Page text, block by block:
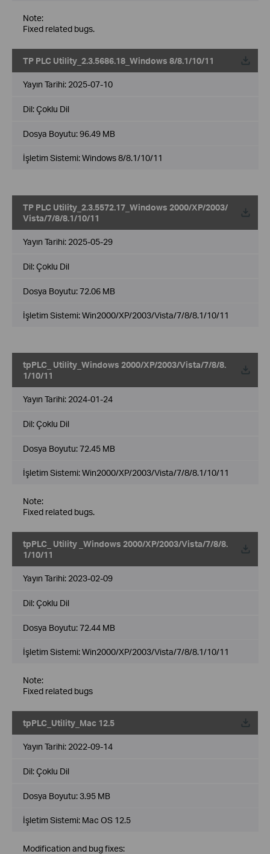
Note:
Fixed related bugs.
TP PLC Utility_2.3.5686.18_Windows 8/8.1/10/11
Yayın Tarihi: 2025-07-10
Dil:Çoklu Dil
Dosya Boyutu:96.49 MB
İşletim Sistemi: Windows 8/8.1/10/11
TP PLC Utility_2.3.5572.17_Windows 2000/XP/2003/
Vista/7/8/8.1/10/11
Yayın Tarihi: 2025-05-29
Dil:Çoklu Dil
Dosya Boyutu:72.06 MB
İşletim Sistemi: Win2000/XP/2003/Vista/7/8/8.1/10/11
tpPLC_ Utility_Windows 2000/XP/2003/Vista/7/8/8.
1/10/11
Yayın Tarihi: 2024-01-24
Dil:Çoklu Dil
Dosya Boyutu:72.45 MB
İşletim Sistemi: Win2000/XP/2003/Vista/7/8/8.1/10/11
Note:
Fixed related bugs.
tpPLC_ Utility _Windows 2000/XP/2003/Vista/7/8/8.
1/10/11
Yayın Tarihi: 2023-02-09
Dil:Çoklu Dil
Dosya Boyutu:72.44 MB
İşletim Sistemi: Win2000/XP/2003/Vista/7/8/8.1/10/11
Note:
Fixed related bugs
tpPLC_Utility_Mac 12.5
Yayın Tarihi: 2022-09-14
Dil:Çoklu Dil
Dosya Boyutu:3.95 MB
İşletim Sistemi: Mac OS 12.5
Modification and bug fixes: